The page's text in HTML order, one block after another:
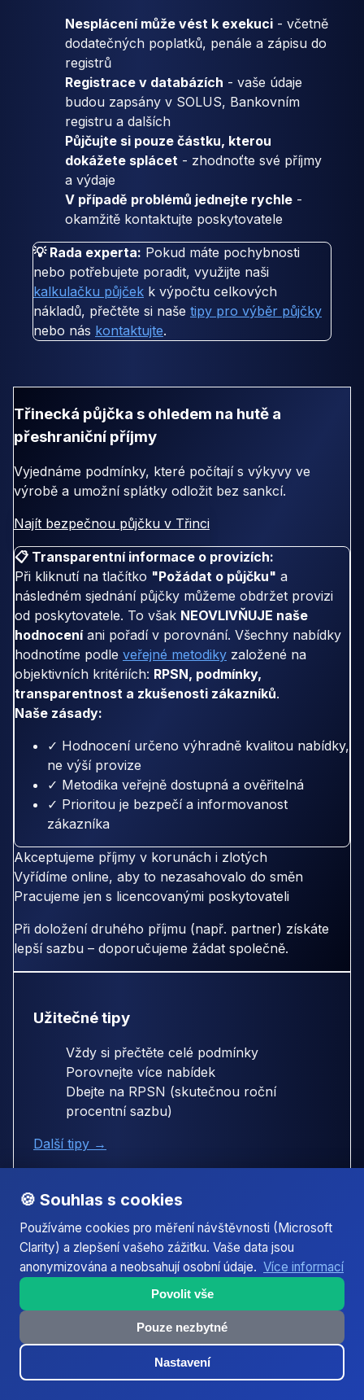
Nesplácení může vést k exekuci - včetně
dodatečných poplatků, penále a zápisu do
registrů
Registrace v databázích - vaše údaje
budou zapsány v SOLUS, Bankovním
registru a dalších
Půjčujte si pouze částku, kterou
dokážete splácet - zhodnoťte své příjmy
a výdaje
V případě problémů jednejte rychle -
okamžitě kontaktujte poskytovatele
💡 Rada experta: Pokud máte pochybnosti
nebo potřebujete poradit, využijte naši
kalkulačku půjček k výpočtu celkových
nákladů, přečtěte si naše tipy pro výběr půjčky
nebo nás kontaktujte.
Třinecká půjčka s ohledem na hutě a
přeshraniční příjmy
Vyjednáme podmínky, které počítají s výkyvy ve
výrobě a umožní splátky odložit bez sankcí.
Najít bezpečnou půjčku v Třinci
📋 Transparentní informace o provizích:
Při kliknutí na tlačítko "Požádat o půjčku" a
následném sjednání půjčky můžeme obdržet provizi
od poskytovatele. To však NEOVLIVŇUJE naše
hodnoceníani pořadí v porovnání. Všechny nabídky
hodnotíme podle veřejné metodiky založené na
objektivních kritériích: RPSN, podmínky,
transparentnost a zkušenosti zákazníků.
Naše zásady:
✓ Hodnocení určeno výhradně kvalitou nabídky,
ne výší provize
✓ Metodika veřejně dostupná a ověřitelná
✓ Prioritou je bezpečí a informovanost
zákazníka
Akceptujeme příjmy v korunách i zlotých
Vyřídíme online, aby to nezasahovalo do směn
Pracujeme jen s licencovanými poskytovateli
Při doložení druhého příjmu (např. partner) získáte
lepší sazbu – doporučujeme žádat společně.
Užitečné tipy
Vždy si přečtěte celé podmínky
Porovnejte více nabídek
Dbejte na RPSN (skutečnou roční
procentní sazbu)
Další tipy →
Půjčky v okolních městech
Hledáte půjčku mimo Třinec? Podívejte se na naše
recenze a kalkulačky pro nejbližší města:
🍪 Souhlas s cookies
Používáme cookies pro měření návštěvnosti (Microsoft
Clarity) a zlepšení vašeho zážitku. Vaše data jsou
anonymizována a neobsahují osobní údaje. Více informací
Povolit vše
Pouze nezbytné
Nastavení